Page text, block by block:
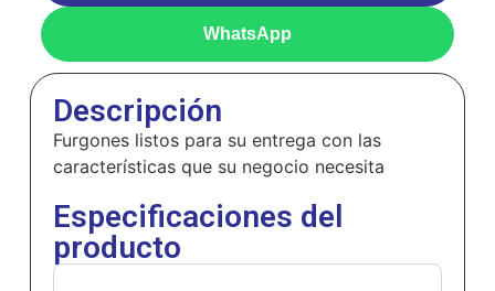
Descripción
Furgones listos para su entrega con las
características que su negocio necesita
Especificaciones del
producto
WhatsApp